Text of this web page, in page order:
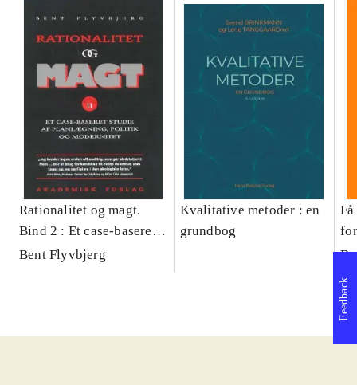
Rationalitet og magt.
Bind 2 : Et case-baseret
studie af planlægning,
Bent Flyvbjerg
Kvalitative metoder : en
grundbog
Feedback